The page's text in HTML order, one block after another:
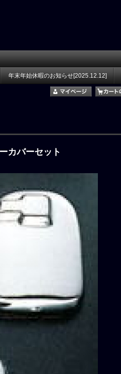
年末年始休暇のお知らせ[2025.12.12]
カバーセット